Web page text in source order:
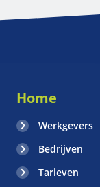
Home
Werkgevers
Bedrijven
Tarieven